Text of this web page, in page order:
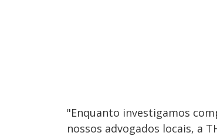
"Enquanto investigamos
nossos advogados locais, a